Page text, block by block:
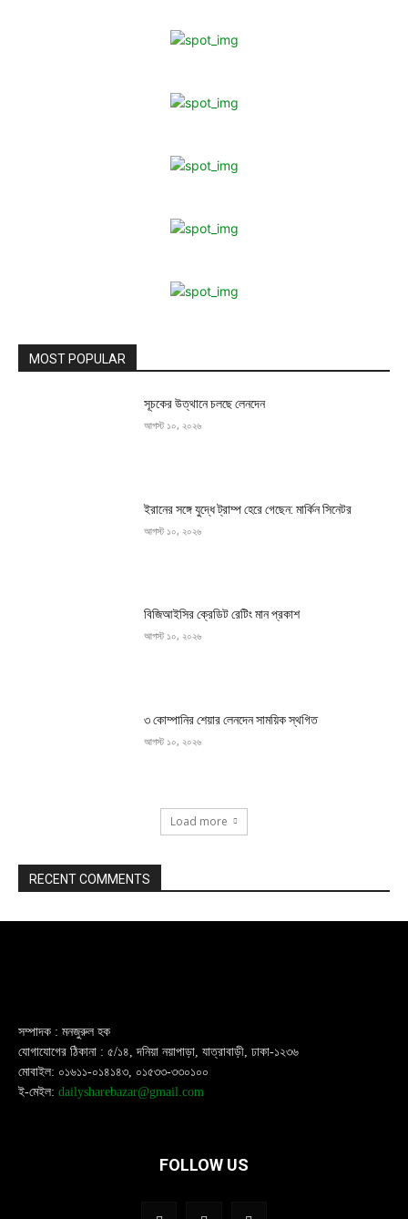
MOST POPULAR
সূচকের উত্থানে চলছে লেনদেন
আগস্ট ১০, ২০২৬
ইরানের সঙ্গে যুদ্ধে ট্রাম্প হেরে গেছেন: মার্কিন সিনেটর
আগস্ট ১০, ২০২৬
বিজিআইসির ক্রেডিট রেটিং মান প্রকাশ
আগস্ট ১০, ২০২৬
৩ কোম্পানির শেয়ার লেনদেন সাময়িক স্থগিত
আগস্ট ১০, ২০২৬
Load more
RECENT COMMENTS
সম্পাদক : মনজুরুল হক
যোগাযোগের ঠিকানা : ৫/১৪, দনিয়া নয়াপাড়া, যাত্রাবাড়ী, ঢাকা-১২৩৬
মোবাইল: ০১৬১১-০১৪১৪৩, ০১৫৩৩-৩৩০১০০
ই-মেইল: dailysharebazar@gmail.com
FOLLOW US